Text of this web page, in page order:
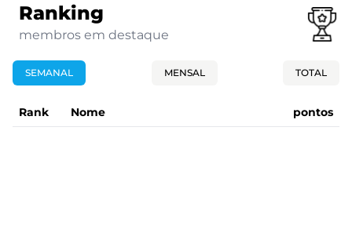
Ranking
membros em destaque
SEMANAL MENSAL TOTAL
Rank Nome pontos